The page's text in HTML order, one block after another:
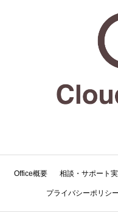
Office概要 相談・サポート
プライバシーポリシー